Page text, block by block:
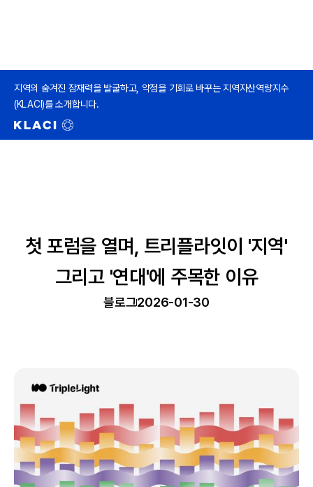
지역의 숨겨진 잠재력을 발굴하고, 약점을 기회로 바꾸는 지역자산역량지수
(KLACI)를 소개합니다.
첫 포럼을 열며, 트리플라잇이 '지역'
그리고 '연대'에 주목한 이유
블로그2026-01-30